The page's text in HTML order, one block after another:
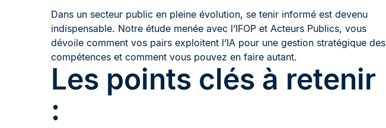
Dans un secteur public en pleine évolution, se tenir informé est devenu
indispensable. Notre étude menée avec l’IFOP et Acteurs Publics, vous
dévoile comment vos pairs exploitent l’IA pour une gestion stratégique des
compétences et comment vous pouvez en faire autant.
Les points clés à retenir
: